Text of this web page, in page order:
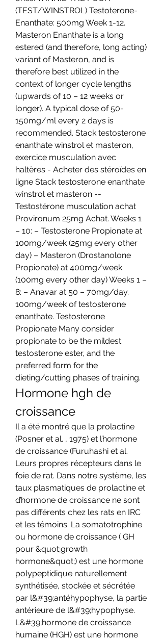
(TEST/WINSTROL) Testoterone-
Enanthate: 500mg Week 1-12.
Masteron Enanthate is a long
estered (and therefore, long acting)
variant of Masteron, and is
therefore best utilized in the
context of longer cycle lengths
(upwards of 10 – 12 weeks or
longer). A typical dose of 50-
150mg/ml every 2 days is
recommended. Stack testosterone
enanthate winstrol et masteron,
exercice musculation avec
haltères - Acheter des stéroïdes en
ligne Stack testosterone enanthate
winstrol et masteron --
Testostérone musculation achat
Provironum 25mg Achat. Weeks 1
– 10: – Testosterone Propionate at
100mg/week (25mg every other
day) – Masteron (Drostanolone
Propionate) at 400mg/week
(100mg every other day) Weeks 1 –
8: – Anavar at 50 – 70mg/day.
100mg/week of testosterone
enanthate. Testosterone
Propionate Many consider
propionate to be the mildest
testosterone ester, and the
preferred form for the
dieting/cutting phases of training.
Hormone hgh de
croissance
Il a été montré que la prolactine
(Posner et al. , 1975) et l’hormone
de croissance (Furuhashi et al.
Leurs propres récepteurs dans le
foie de rat. Dans notre système, les
taux plasmatiques de prolactine et
d’hormone de croissance ne sont
pas différents chez les rats en IRC
et les témoins. La somatotrophine
ou hormone de croissance ( GH
pour &quot;growth
hormone&quot;) est une hormone
polypeptidique naturellement
synthétisée, stockée et sécrétée
par l&#39;antéhypophyse, la partie
antérieure de l&#39;hypophyse.
L&#39;hormone de croissance
humaine (HGH) est une hormone